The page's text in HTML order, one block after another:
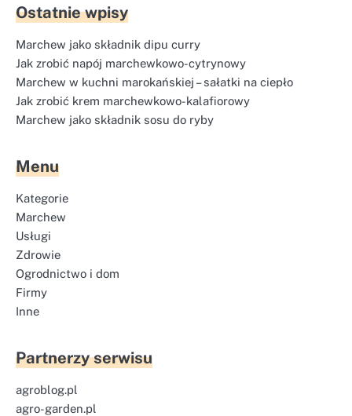
Ostatnie wpisy
Marchew jako składnik dipu curry
Jak zrobić napój marchewkowo-cytrynowy
Marchew w kuchni marokańskiej – sałatki na ciepło
Jak zrobić krem marchewkowo-kalafiorowy
Marchew jako składnik sosu do ryby
Menu
Kategorie
Marchew
Usługi
Zdrowie
Ogrodnictwo i dom
Firmy
Inne
Partnerzy serwisu
agroblog.pl
agro-garden.pl